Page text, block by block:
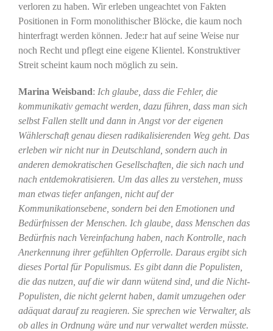
verloren zu haben. Wir erleben ungeachtet von Fakten
Positionen in Form monolithischer Blöcke, die kaum noch
hinterfragt werden können. Jede:r hat auf seine Weise nur
noch Recht und pflegt eine eigene Klientel. Konstruktiver
Streit scheint kaum noch möglich zu sein.
Marina Weisband: Ich glaube, dass die Fehler, die
kommunikativ gemacht werden, dazu führen, dass man sich
selbst Fallen stellt und dann in Angst vor der eigenen
Wählerschaft genau diesen radikalisierenden Weg geht. Das
erleben wir nicht nur in Deutschland, sondern auch in
anderen demokratischen Gesellschaften, die sich nach und
nach entdemokratisieren. Um das alles zu verstehen, muss
man etwas tiefer anfangen, nicht auf der
Kommunikationsebene, sondern bei den Emotionen und
Bedürfnissen der Menschen. Ich glaube, dass Menschen das
Bedürfnis nach Vereinfachung haben, nach Kontrolle, nach
Anerkennung ihrer gefühlten Opferrolle. Daraus ergibt sich
dieses Portal für Populismus. Es gibt dann die Populisten,
die das nutzen, auf die wir dann wütend sind, und die Nicht-
Populisten, die nicht gelernt haben, damit umzugehen oder
adäquat darauf zu reagieren. Sie sprechen wie Verwalter, als
ob alles in Ordnung wäre und nur verwaltet werden müsste.